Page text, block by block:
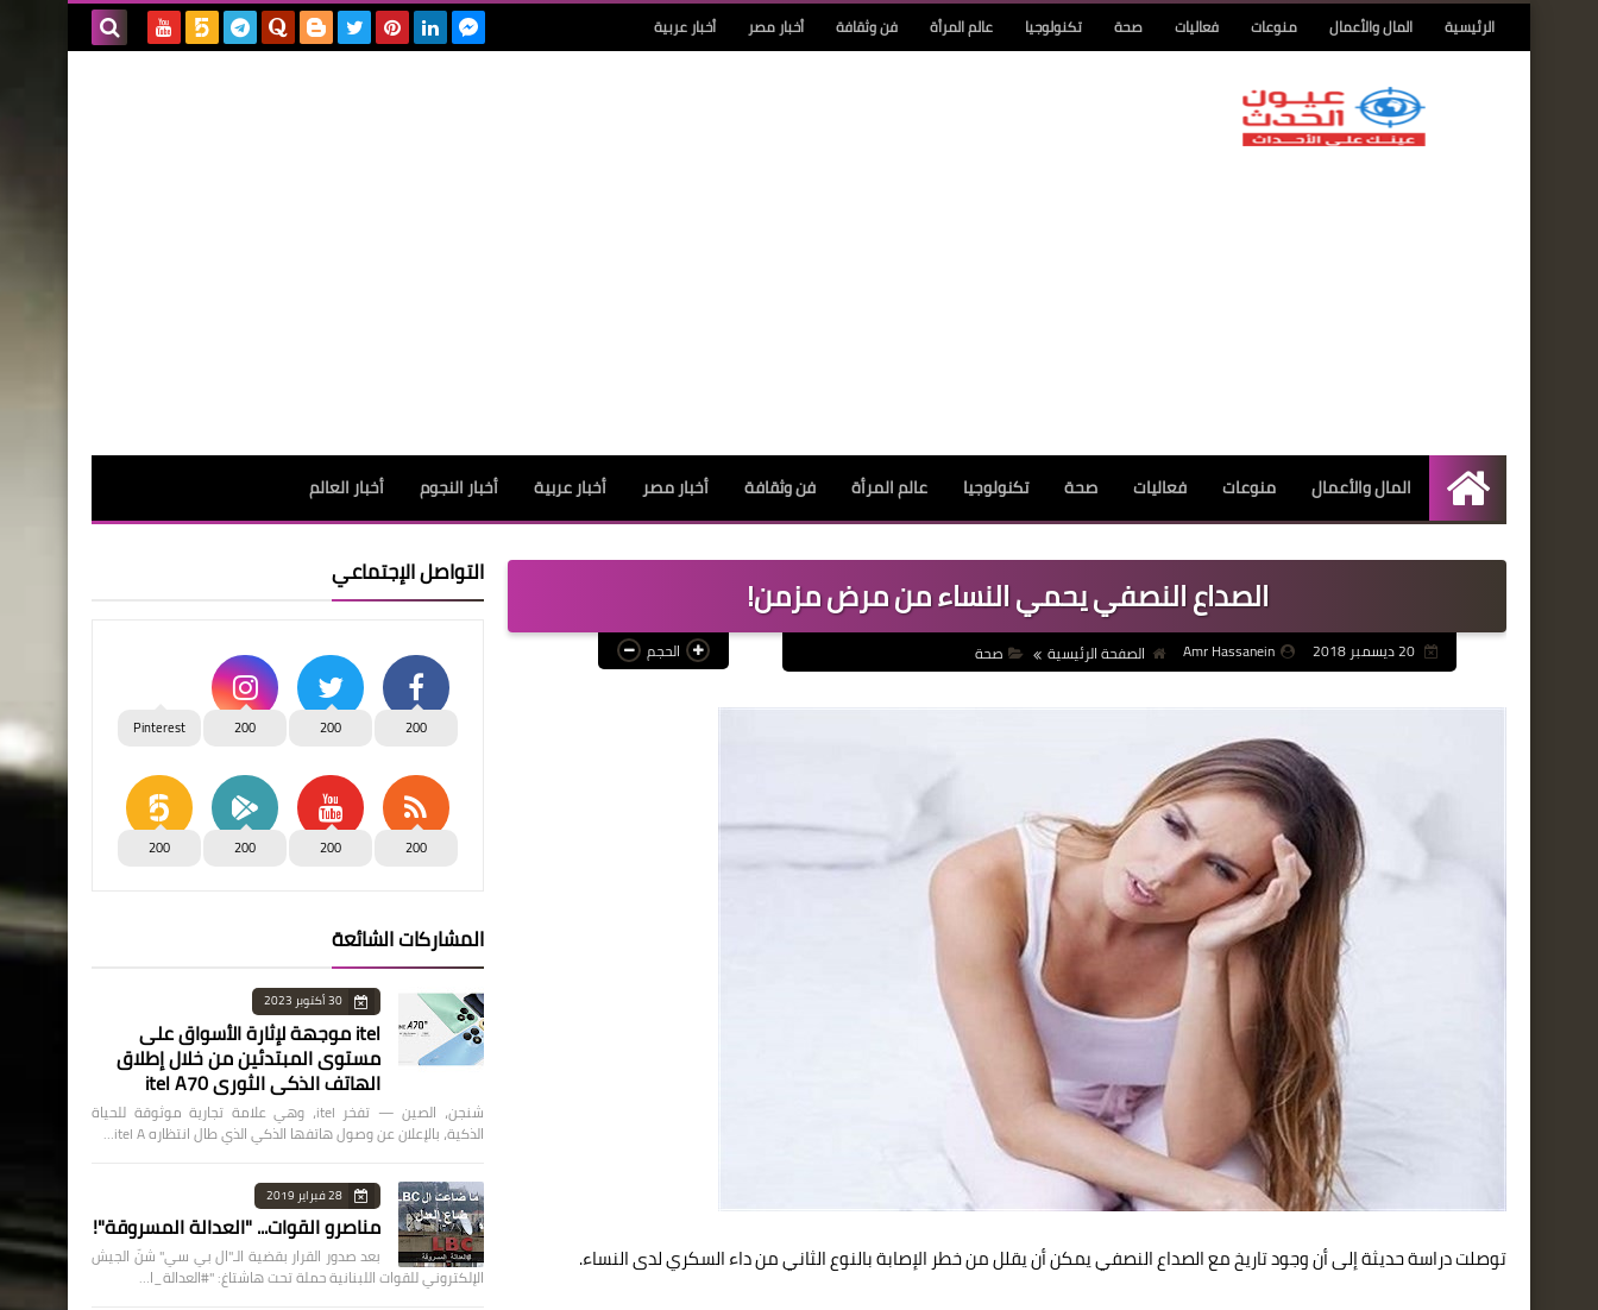
الرئيسية المال والأعمال منوعات فعاليات صحة تكنولوجيا عالم المرأة فن وثقافة أخبار مصر أخبار عربية
الرئيسية
المال والأعمال منوعات فعاليات صحة تكنولوجيا عالم المرأة فن وثقافة أخبار مصر أخبار عربية أخبار النجوم أخبار العالم
الصداع النصفي يحمي النساء من مرض مزمن!
Amr Hassanein الصفحة الرئيسية صحة الحجم
توصلت دراسة حديثة إلى أن وجود تاريخ مع الصداع النصفي يمكن أن يقلل من خطر الإصابة بالنوع الثاني من داء السكري لدى النساء.
التواصل الإجتماعي
200
200
200
Pinterest
200
200
200
200
المشاركات الشائعة
30 أكتوبر 2023
itel موجهة لإثارة الأسواق على
مستوى المبتدئين من خلال إطلاق
الهاتف الذكي الثوري itel A70
شنجن، الصين — تفخر itel، وهي علامة تجارية موثوقة للحياة
الذكية، بالإعلان عن وصول هاتفها الذكي الذي طال انتظاره itel A…
28 فبراير 2019
مناصرو القوات... "العدالة المسروقة"!
بعد صدور القرار بقضية الـ"ال بي سي" شنّ الجيش
الإلكتروني للقوات اللبنانية حملة تحت هاشتاغ: "#العدالة_ا…